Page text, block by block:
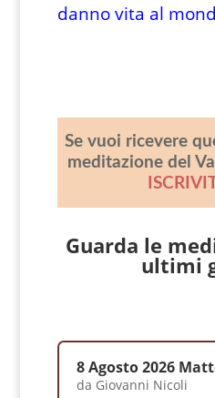
danno vita al
Se vuoi ricevere
meditazione del
Guarda le
ultimi
8 Agosto 2026
da Giovanni Nicoli